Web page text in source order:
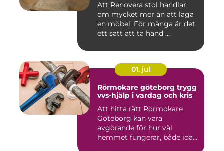
Att Renovera stol handlar
om mycket mer än att laga
en möbel. För många är det
ett sätt att ta hand ...
01. jul
Rörmokare göteborg trygg
vvs-hjälp i vardag och kris
Att hitta rätt Rörmokare
Göteborg kan vara
avgörande för hur väl
hemmet fungerar, både idag